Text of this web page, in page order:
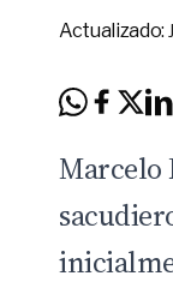
Actualizado:
Marcelo